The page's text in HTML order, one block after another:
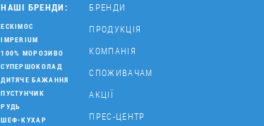
НАШІ БРЕНДИ:
ЕСКІМОС
IMPERIUM
100% МОРОЗИВО
СУПЕРШОКОЛАД
ДИТЯЧЕ БАЖАННЯ
ПУСТУНЧИК
РУДЬ
ШЕФ-КУХАР
БРЕНДИ
ПРОДУКЦІЯ
КОМПАНІЯ
СПОЖИВАЧАМ
АКЦІЇ
ПРЕС-ЦЕНТР